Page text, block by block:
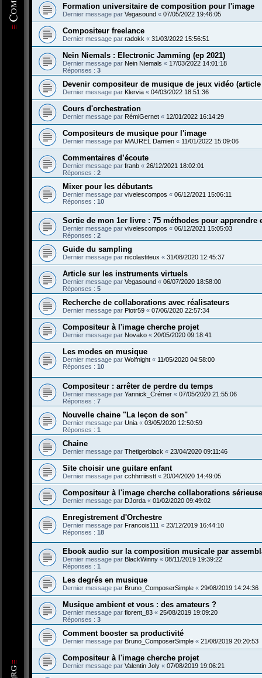
Formation universitaire de composition pour l'image
Dernier message par Vegasound « 07/05/2022 19:46:05
Compositeur freelance
Dernier message par radokk « 31/03/2022 15:56:51
Nein Niemals : Electronic Jamming (ep 2021)
Dernier message par Nein Niemals « 17/03/2022 14:01:18
Réponses : 3
Devenir compositeur de musique de jeux vidéo
Dernier message par Klervia « 04/03/2022 18:51:36
Cours d'orchestration
Dernier message par RémiGernet « 12/01/2022 16:14:29
Compositeurs de musique pour l'image
Dernier message par MAUREL Damien « 11/01/2022 15:09:06
Commentaires d’écoute
Dernier message par franb « 26/12/2021 18:02:01
Réponses : 2
Mixer pour les débutants
Dernier message par vivelescompos « 06/12/2021 15:06:11
Réponses : 10
Sortie de mon 1er livre : 75 méthodes pour apprendre
Dernier message par vivelescompos « 06/12/2021 15:05:03
Réponses : 2
Guide du sampling
Dernier message par nicolastiteux « 31/08/2020 12:45:37
Article sur les instruments virtuels
Dernier message par Vegasound « 06/07/2020 18:58:00
Réponses : 5
Recherche de collaborations avec réalisateurs
Dernier message par Piotr59 « 07/06/2020 22:57:34
Compositeur à l'image cherche projet
Dernier message par Novako « 20/05/2020 09:18:41
Les modes en musique
Dernier message par Wolfnight « 11/05/2020 04:58:00
Réponses : 10
Compositeur : arrêter de perdre du temps
Dernier message par Yannick_Crémer « 07/05/2020 21:55:06
Réponses : 7
Nouvelle chaine "La leçon de son"
Dernier message par Unia « 03/05/2020 12:50:59
Réponses : 1
Chaine
Dernier message par Thetigerblack « 23/04/2020 09:11:46
Site choisir une guitare enfant
Dernier message par cchhrriisstt « 20/04/2020 14:49:05
Compositeur à l'image cherche collaborations
Dernier message par DJorda « 01/02/2020 09:49:02
Enregistrement d'Orchestre
Dernier message par Francois111 « 23/12/2019 16:44:10
Réponses : 18
Ebook audio sur la composition musicale par
Dernier message par BlackWinny « 08/11/2019 19:39:22
Réponses : 1
Les degrés en musique
Dernier message par Bruno_ComposerSimple « 29/08/2019 14:24:36
Musique ambient et vous : des amateurs ?
Dernier message par florent_83 « 25/08/2019 19:09:20
Réponses : 3
Comment booster sa productivité
Dernier message par Bruno_ComposerSimple « 21/08/2019 20:20:53
Compositeur à l'image cherche projet
Dernier message par Valentin Joly « 07/08/2019 19:06:21